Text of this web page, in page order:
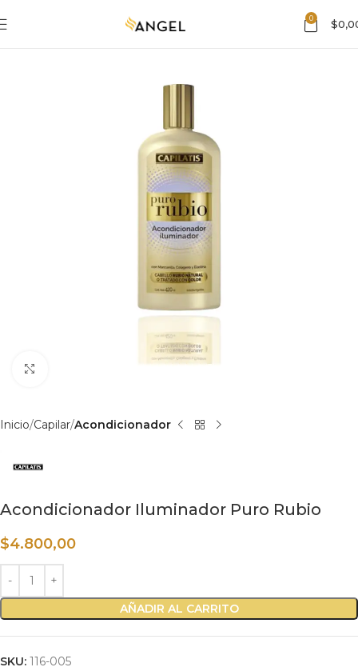
0 $
Inicio Capilar Acondicionador
Acondicionador Iluminador Puro Rubio
$4.800,00
AÑADIR AL CARRITO
SKU: 116-005